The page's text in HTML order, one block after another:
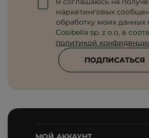
маркетинговых
обработку моих данных
Cosibella sp. z o.o, в
политикой
ПОДПИСАТЬСЯ